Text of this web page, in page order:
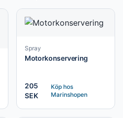
Spray
Motorkonservering
205
SEK
Köp hos
Marinshopen